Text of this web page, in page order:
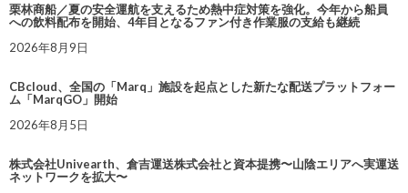
栗林商船／夏の安全運航を支えるため熱中症対策を強化。今年から船員
への飲料配布を開始、4年目となるファン付き作業服の支給も継続
2026年8月9日
CBcloud、全国の「Marq」施設を起点とした新たな配送プラットフォー
ム「MarqGO」開始
2026年8月5日
株式会社Univearth、倉吉運送株式会社と資本提携〜山陰エリアへ実運送
ネットワークを拡大〜